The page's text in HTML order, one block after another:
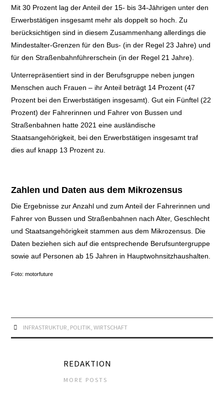
Mit 30 Prozent lag der Anteil der 15- bis 34-Jährigen unter den
Erwerbstätigen insgesamt mehr als doppelt so hoch. Zu
berücksichtigen sind in diesem Zusammenhang allerdings die
Mindestalter-Grenzen für den Bus- (in der Regel 23 Jahre) und
für den Straßenbahnführerschein (in der Regel 21 Jahre).
Unterrepräsentiert sind in der Berufsgruppe neben jungen
Menschen auch Frauen – ihr Anteil beträgt 14 Prozent (47
Prozent bei den Erwerbstätigen insgesamt). Gut ein Fünftel (22
Prozent) der Fahrerinnen und Fahrer von Bussen und
Straßenbahnen hatte 2021 eine ausländische
Staatsangehörigkeit, bei den Erwerbstätigen insgesamt traf
dies auf knapp 13 Prozent zu.
Zahlen und Daten aus dem Mikrozensus
Die Ergebnisse zur Anzahl und zum Anteil der Fahrerinnen und
Fahrer von Bussen und Straßenbahnen nach Alter, Geschlecht
und Staatsangehörigkeit stammen aus dem Mikrozensus. Die
Daten beziehen sich auf die entsprechende Berufsuntergruppe
sowie auf Personen ab 15 Jahren in Hauptwohnsitzhaushalten.
Foto: motorfuture
INFRASTRUKTUR, POLITIK, WIRTSCHAFT
REDAKTION
MORE POSTS